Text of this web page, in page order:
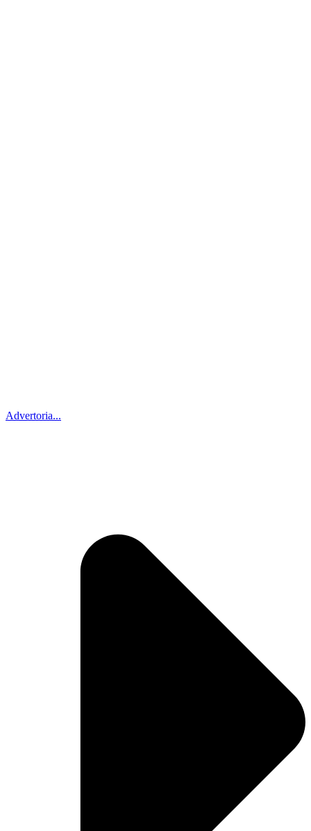
Advertoria...